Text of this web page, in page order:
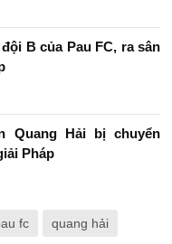
B của Pau FC, ra sân
Quang Hải bị chuyển
Pháp
fc quang hải